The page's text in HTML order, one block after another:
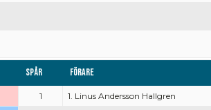
Spår Förare
1
1. Linus Andersson Hallgren